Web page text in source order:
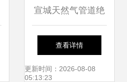
宣城天然气管道绝
缘接头标准
查看详情
更新时间：2026-08-08
05:13:23